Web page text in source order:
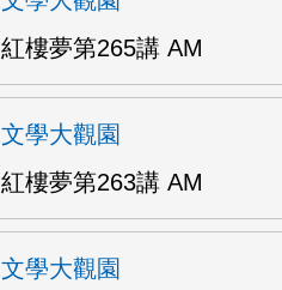
紅樓夢第265講 AM
文學大觀園
紅樓夢第263講 AM
文學大觀園